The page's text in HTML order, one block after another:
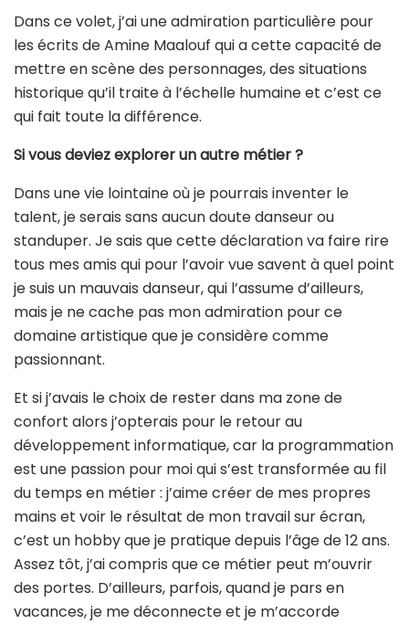
Dans ce volet, j’ai une admiration particulière pour
les écrits de Amine Maalouf qui a cette capacité de
mettre en scène des personnages, des situations
historique qu’il traite à l’échelle humaine et c’est ce
qui fait toute la différence.
Si vous deviez explorer un autre métier ?
Dans une vie lointaine où je pourrais inventer le
talent, je serais sans aucun doute danseur ou
standuper. Je sais que cette déclaration va faire rire
tous mes amis qui pour l’avoir vue savent à quel point
je suis un mauvais danseur, qui l’assume d’ailleurs,
mais je ne cache pas mon admiration pour ce
domaine artistique que je considère comme
passionnant.
Et si j’avais le choix de rester dans ma zone de
confort alors j’opterais pour le retour au
développement informatique, car la programmation
est une passion pour moi qui s’est transformée au fil
du temps en métier : j’aime créer de mes propres
mains et voir le résultat de mon travail sur écran,
c’est un hobby que je pratique depuis l’âge de 12 ans.
Assez tôt, j’ai compris que ce métier peut m’ouvrir
des portes. D’ailleurs, parfois, quand je pars en
vacances, je me déconnecte et je m’accorde